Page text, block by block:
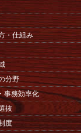
・仕組み
分野
事務効率化
抜
度